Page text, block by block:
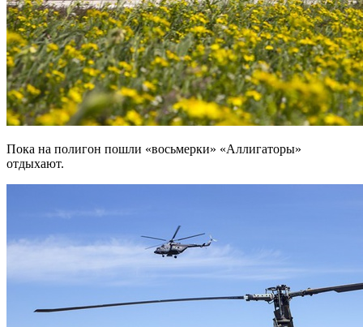
Пока на полигон пошли «восьмерки» «Аллигаторы»
отдыхают.